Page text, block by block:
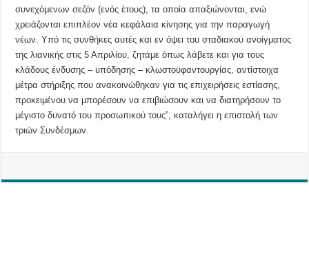
συνεχόμενων σεζόν (ενός έτους), τα οποία απαξιώνονται, ενώ
χρειάζονται επιπλέον νέα κεφάλαια κίνησης για την παραγωγή
νέων. Υπό τις συνθήκες αυτές και εν όψει του σταδιακού ανοίγματος
της λιανικής στις 5 Απριλίου, ζητάμε όπως λάβετε και για τους
κλάδους ένδυσης – υπόδησης – κλωστοϋφαντουργίας, αντίστοιχα
μέτρα στήριξης που ανακοινώθηκαν για τις επιχειρήσεις εστίασης,
προκειμένου να μπορέσουν να επιβιώσουν και να διατηρήσουν το
μέγιστο δυνατό του προσωπικού τους”, καταλήγει η επιστολή των
τριών Συνδέσμων.